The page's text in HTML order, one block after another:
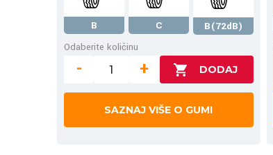
B C
B(72dB)
Odaberite količinu
- +
SAZNAJ VIŠE O GUMI